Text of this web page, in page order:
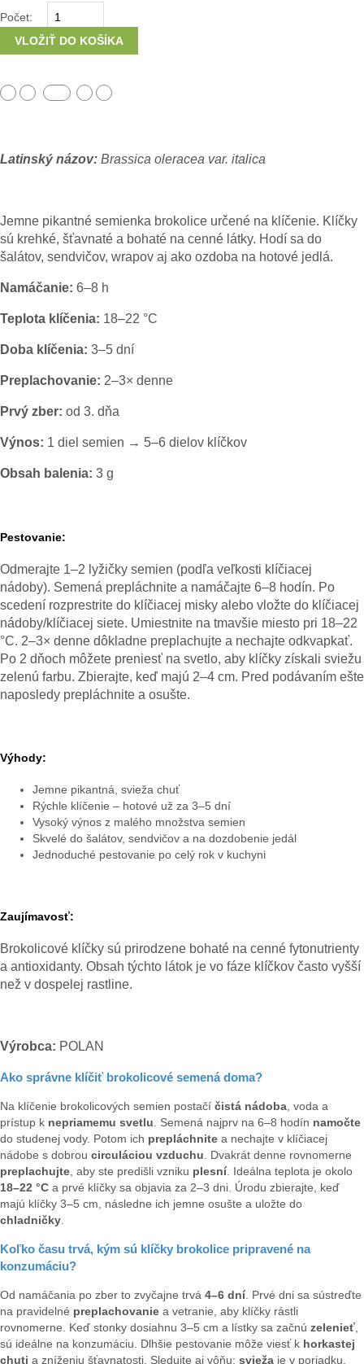
Počet:
VLOŽIŤ DO KOŠÍKA
Latinský názov: Brassica oleracea var. italica
Jemne pikantné semienka brokolice určené na klíčenie. Klíčky
sú krehké, šťavnaté a bohaté na cenné látky. Hodí sa do
šalátov, sendvičov, wrapov aj ako ozdoba na hotové jedlá.
Namáčanie: 6–8 h
Teplota klíčenia: 18–22 °C
Doba klíčenia: 3–5 dní
Preplachovanie: 2–3× denne
Prvý zber: od 3. dňa
Výnos: 1 diel semien → 5–6 dielov klíčkov
Obsah balenia: 3 g
Pestovanie:
Odmerajte 1–2 lyžičky semien (podľa veľkosti klíčiacej
nádoby). Semená prepláchnite a namáčajte 6–8 hodín. Po
scedení rozprestrite do klíčiacej misky alebo vložte do klíčiacej
nádoby/klíčiacej siete. Umiestnite na tmavšie miesto pri 18–22
°C. 2–3× denne dôkladne preplachujte a nechajte odkvapkať.
Po 2 dňoch môžete preniesť na svetlo, aby klíčky získali sviežu
zelenú farbu. Zbierajte, keď majú 2–4 cm. Pred podávaním ešte
naposledy prepláchnite a osušte.
Výhody:
Jemne pikantná, svieža chuť
Rýchle klíčenie – hotové už za 3–5 dní
Vysoký výnos z malého množstva semien
Skvelé do šalátov, sendvičov a na dozdobenie jedál
Jednoduché pestovanie po celý rok v kuchyni
Zaujímavosť:
Brokolicové klíčky sú prirodzene bohaté na cenné fytonutrienty
a antioxidanty. Obsah týchto látok je vo fáze klíčkov často vyšší
než v dospelej rastline.
Výrobca: POLAN
Ako správne klíčiť brokolicové semená doma?
Na klíčenie brokolicových semien postačí čistá nádoba , voda a
prístup k nepriamemu svetlu . Semená najprv na 6–8 hodín namočte
do studenej vody. Potom ich prepláchnite a nechajte v klíčiacej
nádobe s dobrou circuláciou vzduchu . Dvakrát denne rovnomerne
preplachujte , aby ste predišli vzniku plesní. Ideálna teplota je okolo
18–22 °C a prvé klíčky sa objavia za 2–3 dni. Úrodu zbierajte, keď
majú klíčky 3–5 cm, následne ich jemne osušte a uložte do
chladničky
Koľko času trvá, kým sú klíčky brokolice pripravené na
konzumáciu?
Od namáčania po zber to zvyčajne trvá 4–6 dní. Prvé dni sa sústreďte
na pravidelné preplachovanie a vetranie, aby klíčky rástli
rovnomerne. Keď stonky dosiahnu 3–5 cm a lístky sa začnú zelenieť
sú ideálne na konzumáciu. Dlhšie pestovanie môže viesť k horkastej
chuti a zníženiu šťavnatosti. Sledujte aj vôňu: svieža je v poriadku,